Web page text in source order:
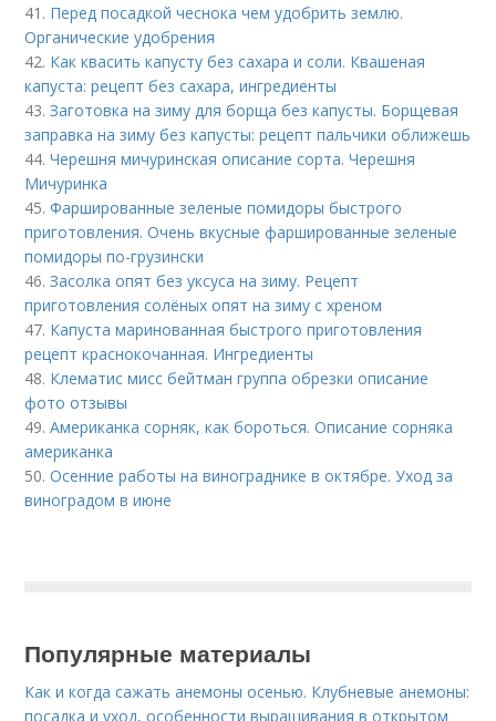
41. Перед посадкой чеснока чем удобрить землю.
Органические удобрения
42. Как квасить капусту без сахара и соли. Квашеная
капуста: рецепт без сахара, ингредиенты
43.Заготовка на зиму для борща без капусты. Борщевая
заправка на зиму без капусты: рецепт пальчики оближешь
44.Черешня мичуринская описание сорта. Черешня
Мичуринка
45.Фаршированные зеленые помидоры быстрого
приготовления. Очень вкусные фаршированные зеленые
помидоры по-грузински
46.Засолка опят без уксуса на зиму. Рецепт
приготовления солёных опят на зиму с хреном
47. Капуста маринованная быстрого приготовления
рецепт краснокочанная. Ингредиенты
48. Клематис мисс бейтман группа обрезки описание
фото отзывы
49.Американка сорняк, как бороться. Описание сорняка
американка
50.Осенние работы на винограднике в октябре. Уход за
виноградом в июне
Популярные материалы
Как и когда сажать анемоны осенью. Клубневые анемоны:
посадка и уход, особенности выращивания в открытом